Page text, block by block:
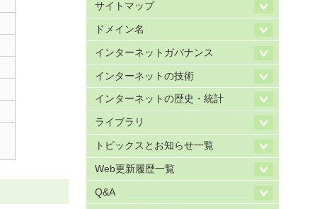
サイトマップ
ドメイン名
インターネットガバナンス
インターネットの技術
インターネットの歴史・統計
ライブラリ
トピックスとお知らせ一覧
Web更新履歴一覧
Q&A